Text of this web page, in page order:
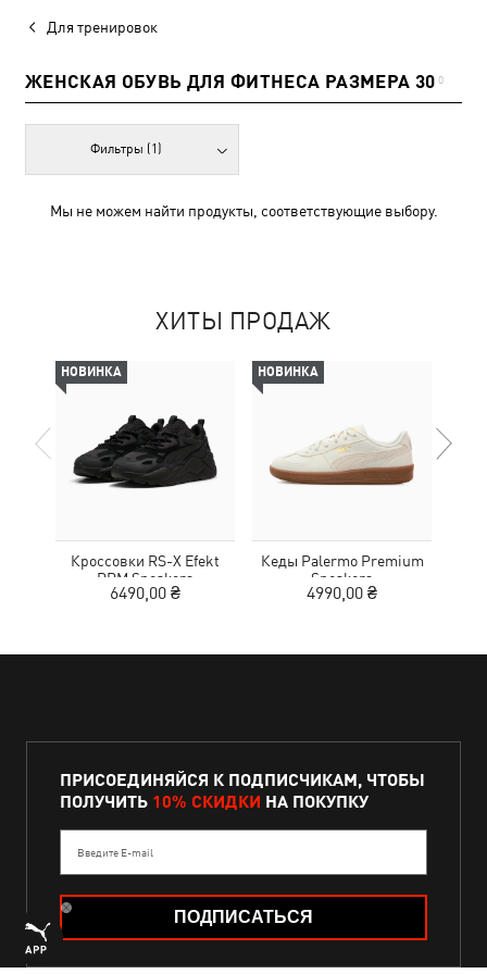
Для тренировок
ЖЕНСКАЯ ОБУВЬ ДЛЯ ФИТНЕСА РАЗМЕРА 30 0
Фильтры (1)
Мы не можем найти продукты, соответствующие выбору.
ХИТЫ ПРОДАЖ
НОВИНКА
Кроссовки RS-X Efekt
PRM Sneakers
6490,00 ₴
НОВИНКА
Кеды Palermo Premium
Sneakers
4990,00 ₴
ПРИСОЕДИНЯЙСЯ К ПОДПИСЧИКАМ, ЧТОБЫ
ПОЛУЧИТЬ 10% СКИДКИ НА ПОКУПКУ
Введите E-mail
ПОДПИСАТЬСЯ